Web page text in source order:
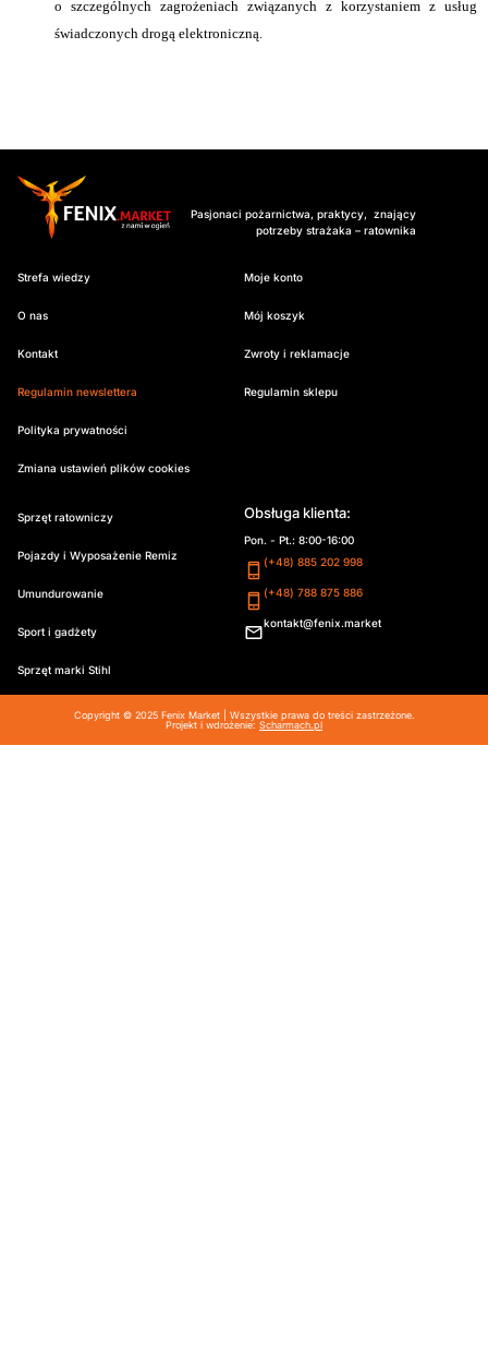
o szczególnych zagrożeniach związanych z korzystaniem z usług
świadczonych drogą elektroniczną.
Pasjonaci pożarnictwa, praktycy, znający
potrzeby strażaka – ratownika
Strefa wiedzy
O nas
Kontakt
Regulamin newslettera
Polityka prywatności
Zmiana ustawień plików cookies
Moje konto
Mój koszyk
Zwroty i reklamacje
Regulamin sklepu
Sprzęt ratowniczy
Pojazdy i Wyposażenie Remiz
Umundurowanie
Sport i gadżety
Sprzęt marki Stihl
Obsługa klienta:
Pon. - Pt.: 8:00-16:00
(+48) 885 202 998
(+48) 788 875 886
kontakt@fenix.market
Copyright © 2025 Fenix Market | Wszystkie prawa do treści zastrzeżone.
Projekt i wdrożenie: Scharmach.pl